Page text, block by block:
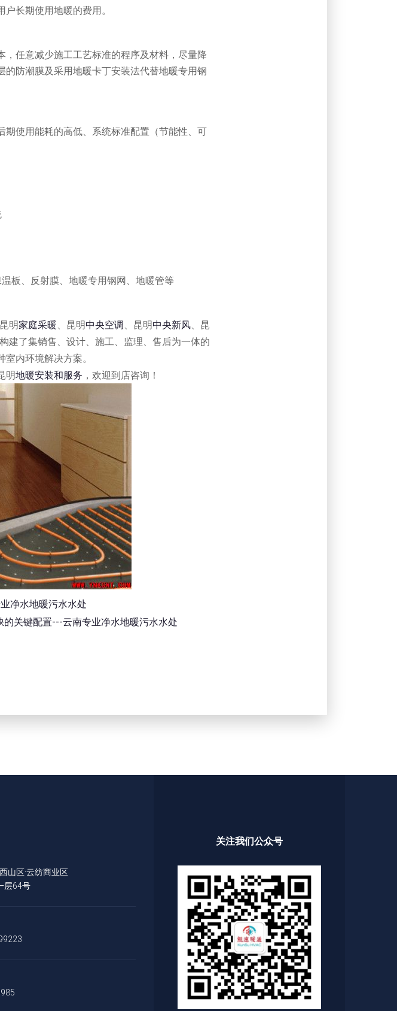
长期使用地暖的费用。
，任意减少施工工艺标准的程序及材料，尽量降
防潮膜及采用地暖卡丁安装法代替地暖专用钢
使用能耗的高低、系统标准配置（节能性、可
板、反射膜、地暖专用钢网、地暖管等
昆明家庭采暖 、昆明中央空调 、昆明中央新风 、昆
建了集销售、设计、施工、监理、售后为一体的
内环境解决方案。
明地暖安装和服务 ，欢迎到店咨询！
净水地暖污水水处
的关键配置---云南专业净水地暖污水水处
山区·云纺商业区
层64号
关注我们公众号